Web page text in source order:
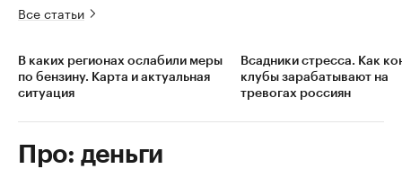
Все статьи
В каких регионах ослабили меры
по бензину. Карта и актуальная
ситуация
Всадники стресса. Как
клубы зарабатывают на
тревогах россиян
Про: деньги